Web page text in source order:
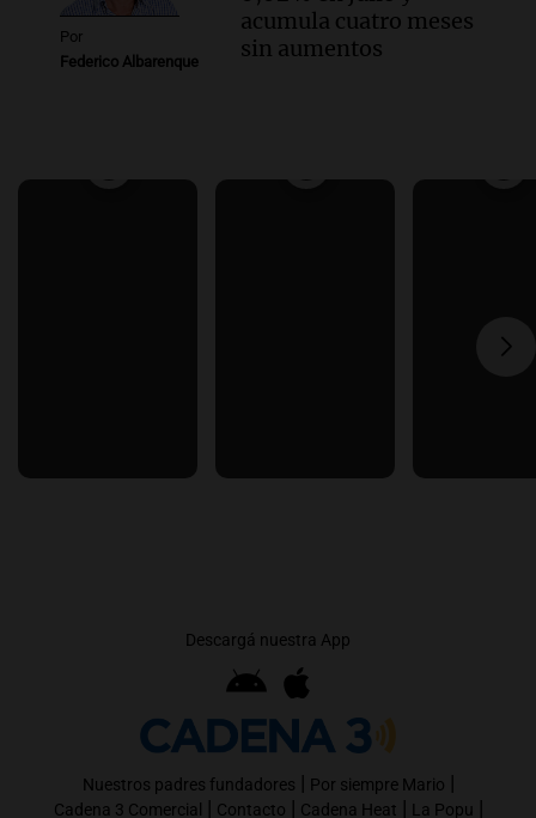
Por
Federico Albarenque
acumula cuatro meses
sin aumentos
Descargá nuestra App
Nuestros padres fundadores | Por siempre Mario |
Cadena 3 Comercial | Contacto | Cadena Heat | La Popu |